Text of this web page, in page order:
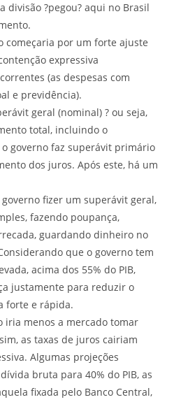
divisão ?pegou? aqui no Brasil
começaria por um forte ajuste
expressiva
(as despesas com
e previdência).
geral (nominal) ? ou seja,
total, incluindo o
governo faz superávit primário
dos juros. Após este, há um
fizer um superávit geral,
fazendo poupança,
guardando dinheiro no
que o governo tem
acima dos 55% do PIB,
justamente para reduzir o
forte e rápida.
iria menos a mercado tomar
as taxas de juros cairiam
Algumas projeções
bruta para 40% do PIB, as
fixada pelo Banco Central,